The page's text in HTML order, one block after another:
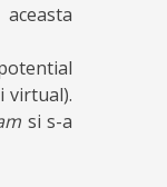
virtual).
si s-a